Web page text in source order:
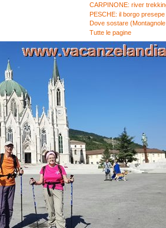
CARPINONE: river
PESCHE: il borgo presepe
Dove sostare
Tutte le pagine